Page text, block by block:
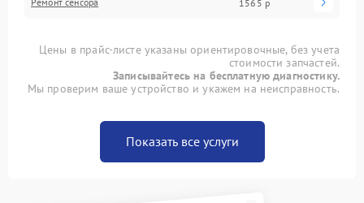
1565 р
Цены в прайс-листе указаны ориентировочные, без учета
стоимости запчастей.
Записывайтесь на бесплатную диагностику.
Мы проверим ваше устройство и укажем на неисправность.
Показать все услуги